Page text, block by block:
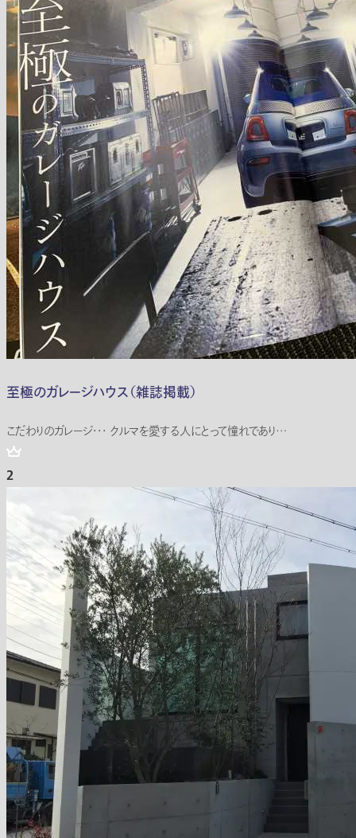
至極のガレージハウス（雑誌掲載）
こだわりのガレージ・・・ クルマを愛する人にとって憧れであり…
2